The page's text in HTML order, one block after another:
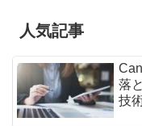
人気記事
落
技